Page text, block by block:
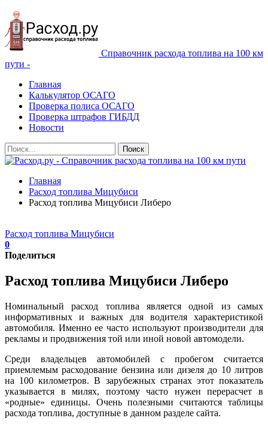
Справочник расхода топлива на 100 км
пути -
Главная
Калькулятор ОСАГО
Проверка полиса ОСАГО
Проверка штрафов ГИБДД
Новости
Главная
Расход топлива Мицубиси
Расход топлива Мицубиси Либеро
Расход топлива Мицубиси
0
Поделиться
Расход топлива Мицубиси Либеро
Номинальный расход топлива является одной из самых
информативных и важных для водителя характеристикой
автомобиля. Именно ее часто используют производители для
рекламы и продвижения той или иной новой автомодели.
Среди владельцев автомобилей с пробегом считается
приемлемым расходование бензина или дизеля до 10 литров
на 100 километров. В зарубежных странах этот показатель
указывается в милях, поэтому часто нужен перерасчет в
«родные» единицы. Очень полезными считаются таблицы
расхода топлива, доступные в данном разделе сайта.